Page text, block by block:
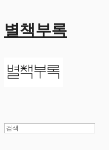
별책부록